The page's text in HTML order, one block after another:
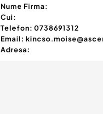
Nume Firma:
Cui:
Telefon: 0738691312
Email:
Adresa: